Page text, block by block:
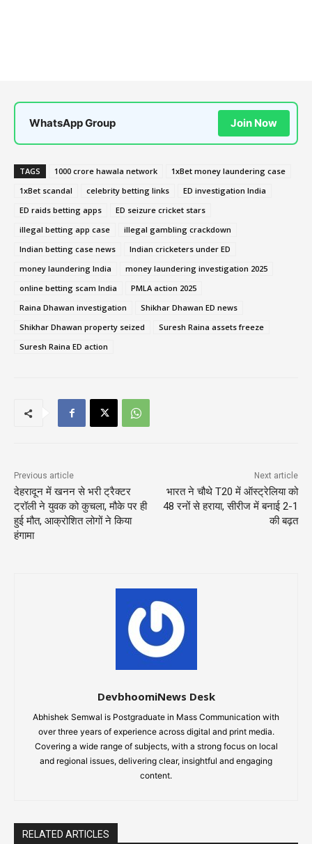
WhatsApp Group Join Now
TAGS 1000 crore hawala network
1xBet money laundering case
1xBet scandal
celebrity betting links
ED investigation India
ED raids betting apps
ED seizure cricket stars
illegal betting app case
illegal gambling crackdown
Indian betting case news
Indian cricketers under ED
money laundering India
money laundering investigation 2025
online betting scam India
PMLA action 2025
Raina Dhawan investigation
Shikhar Dhawan ED news
Shikhar Dhawan property seized
Suresh Raina assets freeze
Suresh Raina ED action
Previous article
देहरादून में खनन से भरी ट्रैक्टर
ट्रॉली ने युवक को कुचला, मौके पर ही
हुई मौत, आक्रोशित लोगों ने किया
हंगामा
Next article
भारत ने चौथे T20 में ऑस्ट्रेलिया को
48 रनों से हराया, सीरीज में बनाई 2-1
की बढ़त
DevbhoomiNews Desk
Abhishek Semwal is Postgraduate in Mass Communication with
over three years of experience across digital and print media.
Covering a wide range of subjects, with a strong focus on local
and regional issues, delivering clear, insightful and engaging
content.
RELATED ARTICLES